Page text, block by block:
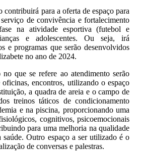
para a oferta de espaço para
de convivência e fortalecimento
na atividade esportiva (futebol e
e adolescentes. Ou seja, irá
e programas que serão desenvolvidos
no ano de 2024.
no que se refere ao atendimento serão
encontros, utilizando o espaço
a quadra de areia e o campo de
treinos táticos de condicionamento
e na piscina, proporcionando uma
cognitivos, psicoemocionais
para uma melhoria na qualidade
Outro espaço a ser utilizado é o
de conversas e palestras.